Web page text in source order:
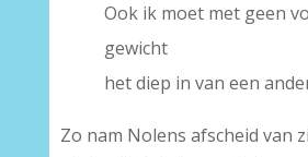
Ook ik moet met geen
gewicht
het diep in van een
Zo nam Nolens afscheid van